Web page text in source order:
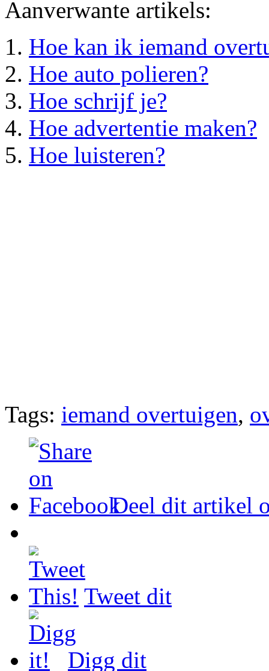
Aanverwante artikels:
Hoe kan ik iemand
Hoe auto polieren?
Hoe schrijf je?
Hoe advertentie maken?
Hoe luisteren?
Tags: iemand overtuigen,
Deel dit artikel
Tweet dit
Digg dit